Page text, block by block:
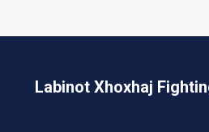
Labinot Xhoxhaj